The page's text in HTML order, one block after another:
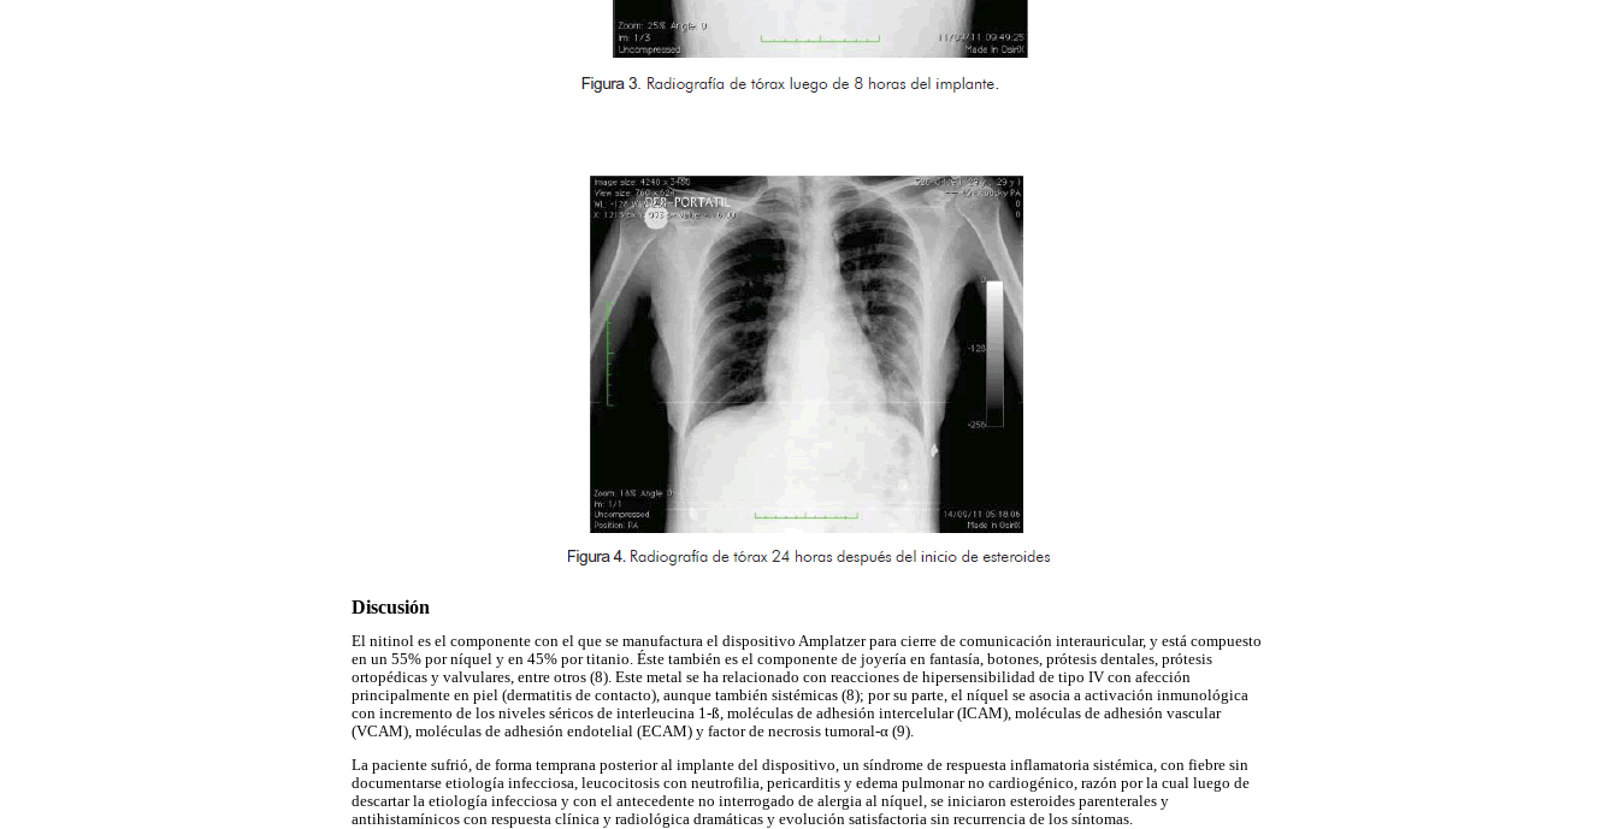
Discusión
El nitinol es el componente con el que se manufactura el dispositivo Amplatzer para cierre de comunicación interauricular, y está compuesto
en un 55% por níquel y en 45% por titanio. Éste también es el componente de joyería en fantasía, botones, prótesis dentales, prótesis
ortopédicas y valvulares, entre otros (8). Este metal se ha relacionado con reacciones de hipersensibilidad de tipo IV con afección
principalmente en piel (dermatitis de contacto), aunque también sistémicas (8); por su parte, el níquel se asocia a activación inmunológica
con incremento de los niveles séricos de interleucina 1-ß, moléculas de adhesión intercelular (ICAM), moléculas de adhesión vascular
(VCAM), moléculas de adhesión endotelial (ECAM) y factor de necrosis tumoral-α (9).
La paciente sufrió, de forma temprana posterior al implante del dispositivo, un síndrome de respuesta inflamatoria sistémica, con fiebre sin
documentarse etiología infecciosa, leucocitosis con neutrofilia, pericarditis y edema pulmonar no cardiogénico, razón por la cual luego de
descartar la etiología infecciosa y con el antecedente no interrogado de alergia al níquel, se iniciaron esteroides parenterales y
antihistamínicos con respuesta clínica y radiológica dramáticas y evolución satisfactoria sin recurrencia de los síntomas.